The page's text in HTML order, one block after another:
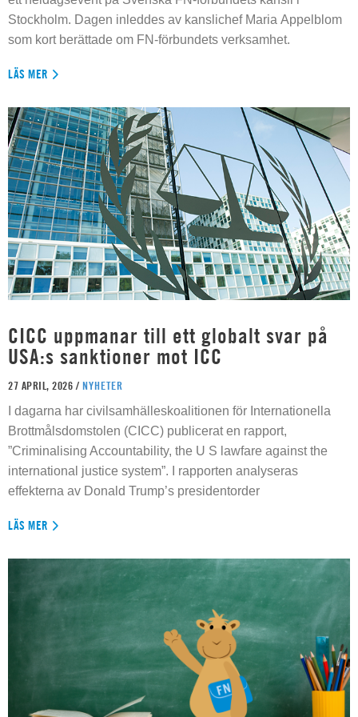
Stockholm. Dagen inleddes av kanslichef Maria Appelblom
som kort berättade om FN-förbundets verksamhet.
LÄS MER
CICC uppmanar till ett globalt svar på
USA:s sanktioner mot ICC
27 APRIL, 2026 / NYHETER
I dagarna har civilsamhälleskoalitionen för Internationella
Brottmålsdomstolen (CICC) publicerat en rapport,
”Criminalising Accountability, the U S lawfare against the
international justice system”. I rapporten analyseras
effekterna av Donald Trump’s presidentorder
LÄS MER